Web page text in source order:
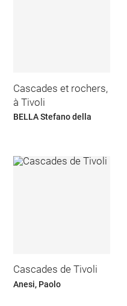
Cascades et rochers,
à Tivoli
BELLA Stefano della
Cascades de Tivoli
Anesi, Paolo